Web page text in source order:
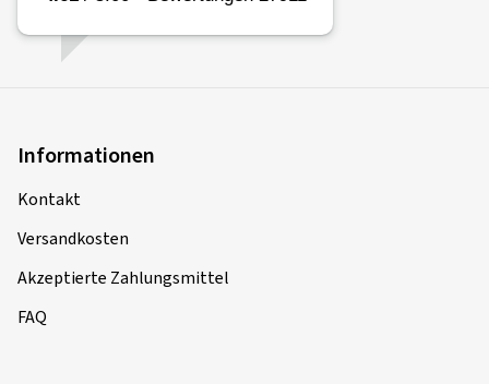
Verifizierter Kauf
großartig für Probleme auf dem Fahrrad haben :)
Dimension:
Informationen
Kontakt
Versandkosten
Akzeptierte Zahlungsmittel
FAQ